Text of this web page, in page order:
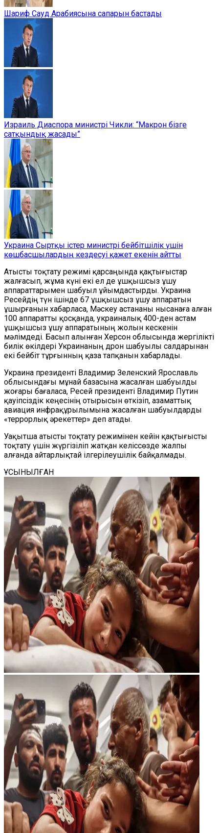
Шариф Сауд Арабиясына сапарын бастады
Израиль Диаспора министрі Чикли: “Макрон бізге
сатқындық жасады”
Украина Сыртқы істер министрі бейбітшілік үшін
көшбасшылардың кездесуі қажет екенін айтты
Атысты тоқтату режимі қарсаңында қақтығыстар
жалғасып, жұма күні екі ел де ұшқышсыз ұшу
аппараттарымен шабуыл ұйымдастырды. Украина
Ресейдің түн ішінде 67 ұшқышсыз ұшу аппаратын
ұшырғанын хабарласа, Мәскеу астананы нысанаға алған
100 аппаратты қосқанда, украиналық 400-ден астам
ұшқышсыз ұшу аппаратының жолын кескенін
мәлімдеді. Басып алынған Херсон облысында жергілікті
билік өкілдері Украинаның дрон шабуылы салдарынан
екі бейбіт тұрғынның қаза тапқанын хабарлады.
Украина президенті Владимир Зеленский Ярославль
облысындағы мұнай базасына жасалған шабуылды
жоғары бағаласа, Ресей президенті Владимир Путин
қауіпсіздік кеңесінің отырысын өткізіп, азаматтық
авиация инфрақұрылымына жасалған шабуылдарды
«террорлық әрекеттер» деп атады.
Уақытша атысты тоқтату режимінен кейін қақтығысты
тоқтату үшін жүргізіліп жатқан келіссөзде жалпы
алғанда айтарлықтай ілгерілеушілік байқалмады.
ҰСЫНЫЛҒАН